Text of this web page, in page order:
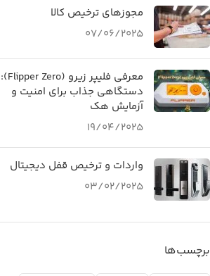
مجوزهای ترخیص کالا
07/06/2025
معرفی فلیپر زیرو (Flipper Zero):
دستگاهی جذاب برای امنیت و
آزمایش هک
19/04/2025
واردات و ترخیص قفل دیجیتال
03/02/2025
برچسب‌ها